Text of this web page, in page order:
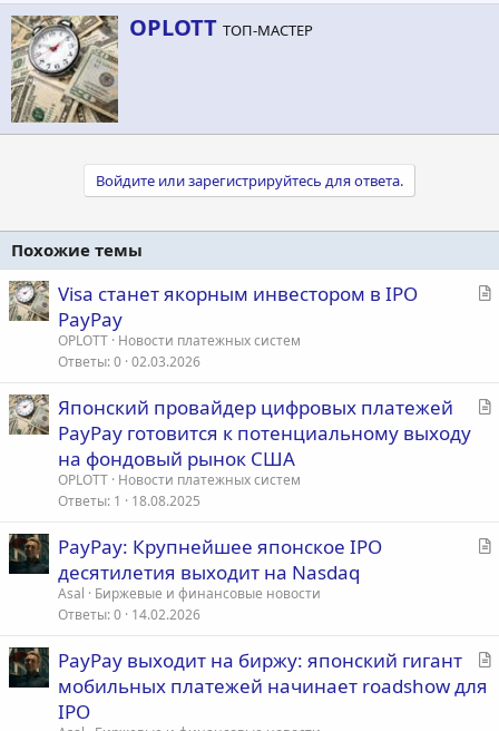
А
в
OPLOTT ТОП-МАСТЕР
Войдите или зарегистрируйтесь для ответа.
Похожие темы
С
я
Visa станет якорным инвестором в IPO
PayPay
OPLOTT Новости платежных систем
Ответы 0 02.03.2026
С
Японский провайдер цифровых платежей
PayPay готовится к потенциальному выходу
на фондовый рынок США
OPLOTT Новости платежных систем
Ответы 1 18.08.2025
С
я
PayPay: Крупнейшее японское IPO
десятилетия выходит на Nasdaq
Asal
Биржевые и финансовые новости
Ответы 0 14.02.2026
С
PayPay выходит на биржу: японский гигант
мобильных платежей начинает roadshow для
IPO